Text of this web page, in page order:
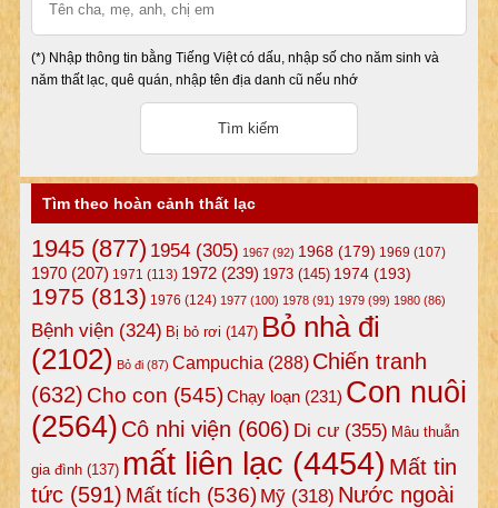
(*) Nhập thông tin bằng Tiếng Việt có dấu, nhập số cho năm sinh và
năm thất lạc, quê quán, nhập tên địa danh cũ nếu nhớ
Tìm theo hoàn cảnh thất lạc
1945(877) 1954(305) 1967(92) 1968(179) 1969 (107)
1970(207) 1971 (113) 1972(239) 1973(145) 1974(193)
1975 (813) 1976 (124) 1977(100) 1978(91) 1979(99) 1980(86)
Bệnh viện(324) Bị bỏ rơi (147) Bỏ nhà đi
(2102) Bỏ đi(87) Campuchia (288) Chiến tranh
(632) Cho con (545)Chạy loạn(231) Con nuôi
(2564) Cô nhi viện (606) Di cư(355) Mâu thuẫn
gia đình(137) mất liên lạc (4454) Mất tin
tức(591) Mất tích (536) Mỹ(318) Nước ngoài